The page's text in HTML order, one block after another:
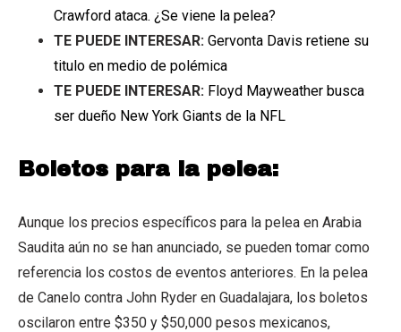
Crawford ataca. ¿Se viene la pelea?
TE PUEDE INTERESAR: Gervonta Davis retiene su
titulo en medio de polémica
TE PUEDE INTERESAR: Floyd Mayweather busca
ser dueño New York Giants de la NFL
Boletos para la pelea:
Aunque los precios específicos para la pelea en Arabia
Saudita aún no se han anunciado, se pueden tomar como
referencia los costos de eventos anteriores. En la pelea
de Canelo contra John Ryder en Guadalajara, los boletos
oscilaron entre $350 y $50,000 pesos mexicanos,